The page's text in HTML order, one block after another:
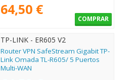
64,50 €
COMPRAR
TP-LINK - ER605 V2
Router VPN SafeStream Gigabit TP-
Link Omada TL-R605/ 5 Puertos
Multi-WAN